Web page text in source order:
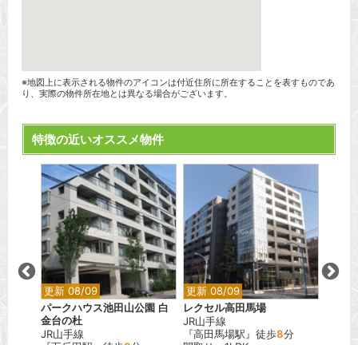
※地図上に表示される物件のアイコンは付近住所に所在することを表すものであ
り、実際の物件所在地とは異なる場合がございます。
特徴の近いオススメ物件
更新 08/09
パークハウス池田山公園 白
金台の杜
JR山手線
更新 08/09
レクセル高田馬場
JR山手線
『高田馬場駅』徒歩8分